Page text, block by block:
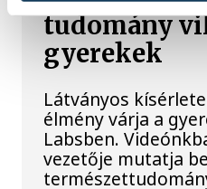
tudomány
gyerekek
Látványos
élmény várja a
Labsben.
vezetője mutatja